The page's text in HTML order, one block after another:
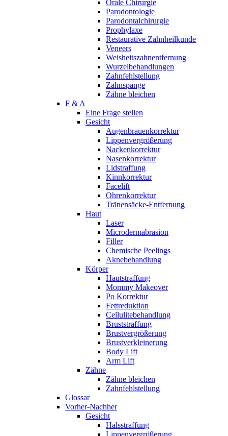
Orale Chirurgie
Parodontologie
Parodontalchirurgie
Prophylaxe
Restaurative Zahnheilkunde
Veneers
Weisheitszahnentfernung
Wurzelbehandlungen
Zahnfehlstellung
Zahnspange
Zähne bleichen
F & A
Eine Frage stellen
Gesicht
Augenbrauenkorrektur
Lippenvergrößerung
Nackenkorrektur
Nasenkorrektur
Lidstraffung
Kinnkorrektur
Facelift
Ohrenkorrektur
Tränensäcke-Entfernung
Haut
Laser
Microdermabrasion
Filler
Chemische Peelings
Aknebehandlung
Körper
Hautstraffung
Mommy Makeover
Po Korrektur
Fettreduktion
Cellulitebehandlung
Bruststraffung
Brustvergrößerung
Brustverkleinerung
Body Lift
Arm Lift
Zähne
Zähne bleichen
Zahnfehlstellung
Glossar
Vorher-Nachher
Gesicht
Halsstraffung
Lippenvergrößerung